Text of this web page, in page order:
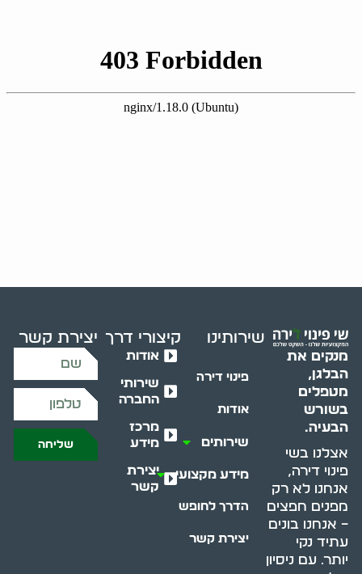
מנקים את
הבלגן,
מטפלים
בשורש
הבעיה.
אצלנו בשי
פינוי דירה,
אנחנו לא רק
מפנים חפצים
– אנחנו בונים
עתיד נקי
יותר. עם ניסיון
שירותינו
פינוי דירה
אודות
שירותים
מידע מקצועי
הדרך לחופש
יצירת קשר
קיצורי דרך
אודות
שירותי
החברה
מרכז
מידע
יצירת
קשר
יצירת קשר
שליחה